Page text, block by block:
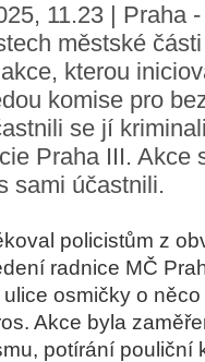
11.23 | Praha
městské
kterou
komise pro
se jí
Praha III. Akce
sami účastnili.
policistům z
radnice MČ
osmičky o
Akce byla
potírání pouliční